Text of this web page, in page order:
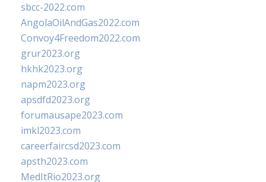
sbcc-2022.com
AngolaOilAndGas2022.com
Convoy4Freedom2022.com
grur2023.org
hkhk2023.org
napm2023.org
apsdfd2023.org
forumausape2023.com
imkl2023.com
careerfaircsd2023.com
apsth2023.com
MedItRio2023.org